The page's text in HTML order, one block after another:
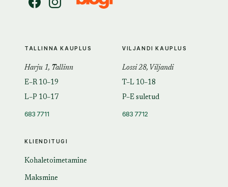
KLIENDITUGI
Kohaletoimetamine
Maksmine
TALLINNA KAUPLUS
Harju 1, Tallinn
E–R 10–19
L–P 10–17
683 7711
VILJANDI KAUPLUS
Lossi 28, Viljandi
T–L 10–18
P–E suletud
683 7712